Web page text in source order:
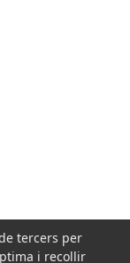
tercers per
i recollir